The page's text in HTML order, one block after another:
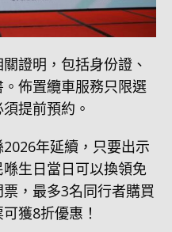
證明，包括身份證、
佈置纜車服務只限選
提前預約。
年延續，只要出示
生日當日可以換領免
，最多3名同行者購買
獲8折優惠！